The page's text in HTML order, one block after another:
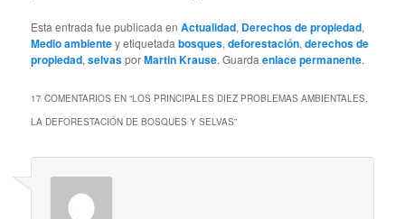
Esta entrada fue publicada enActualidad, Derechos de propiedad,
Medio ambientey etiquetadabosques,deforestación,derechos de
propiedad,selvasporMartin Krause. Guardaenlace permanente.
17 COMENTARIOS EN “LOS PRINCIPALES DIEZ PROBLEMAS AMBIENTALES.
LA DEFORESTACIÓN DE BOSQUES Y SELVAS”